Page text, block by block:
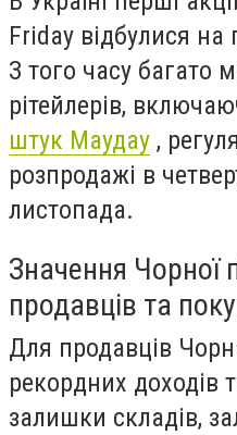
Friday відбулися на
З того часу багато
рітейлерів,
штук Маудау ,
розпродажі в
листопада.
Значення Чорної
продавців та
Для продавців
рекордних доходів
залишки складів,